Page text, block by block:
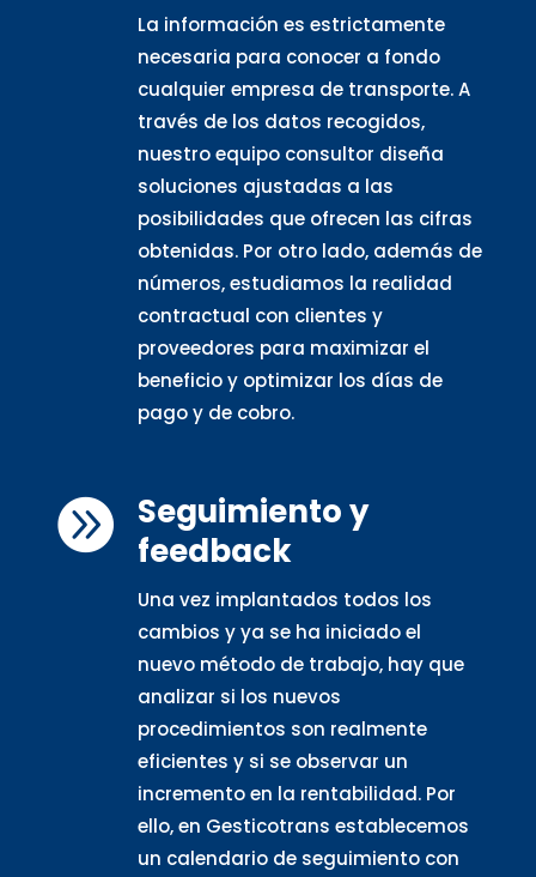
La información es estrictamente
necesaria para conocer a fondo
cualquier empresa de transporte. A
través de los datos recogidos,
nuestro equipo consultor diseña
soluciones ajustadas a las
posibilidades que ofrecen las cifras
obtenidas. Por otro lado, además de
números, estudiamos la realidad
contractual con clientes y
proveedores para maximizar el
beneficio y optimizar los días de
pago y de cobro.
 Seguimiento y
feedback
Una vez implantados todos los
cambios y ya se ha iniciado el
nuevo método de trabajo, hay que
analizar si los nuevos
procedimientos son realmente
eficientes y si se observar un
incremento en la rentabilidad. Por
ello, en Gesticotrans establecemos
un calendario de seguimiento con